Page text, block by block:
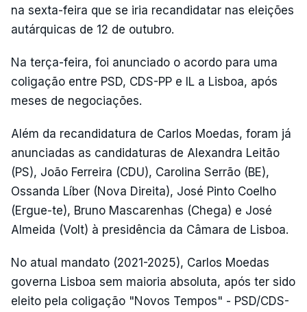
na sexta-feira que se iria recandidatar nas eleições
autárquicas de 12 de outubro.
Na terça-feira, foi anunciado o acordo para uma
coligação entre PSD, CDS-PP e IL a Lisboa, após
meses de negociações.
Além da recandidatura de Carlos Moedas, foram já
anunciadas as candidaturas de Alexandra Leitão
(PS), João Ferreira (CDU), Carolina Serrão (BE),
Ossanda Líber (Nova Direita), José Pinto Coelho
(Ergue-te), Bruno Mascarenhas (Chega) e José
Almeida (Volt) à presidência da Câmara de Lisboa.
No atual mandato (2021-2025), Carlos Moedas
governa Lisboa sem maioria absoluta, após ter sido
eleito pela coligação "Novos Tempos" - PSD/CDS-